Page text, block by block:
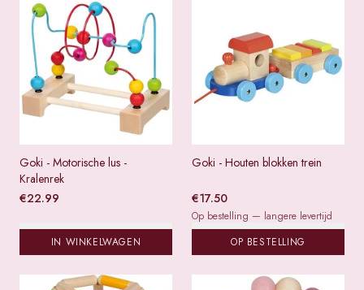
Goki - Motorische lus -
Kralenrek
€22.99
IN WINKELWAGEN
Goki - Houten blokken trein
€17.50
Op bestelling — langere levertijd
OP BESTELLING